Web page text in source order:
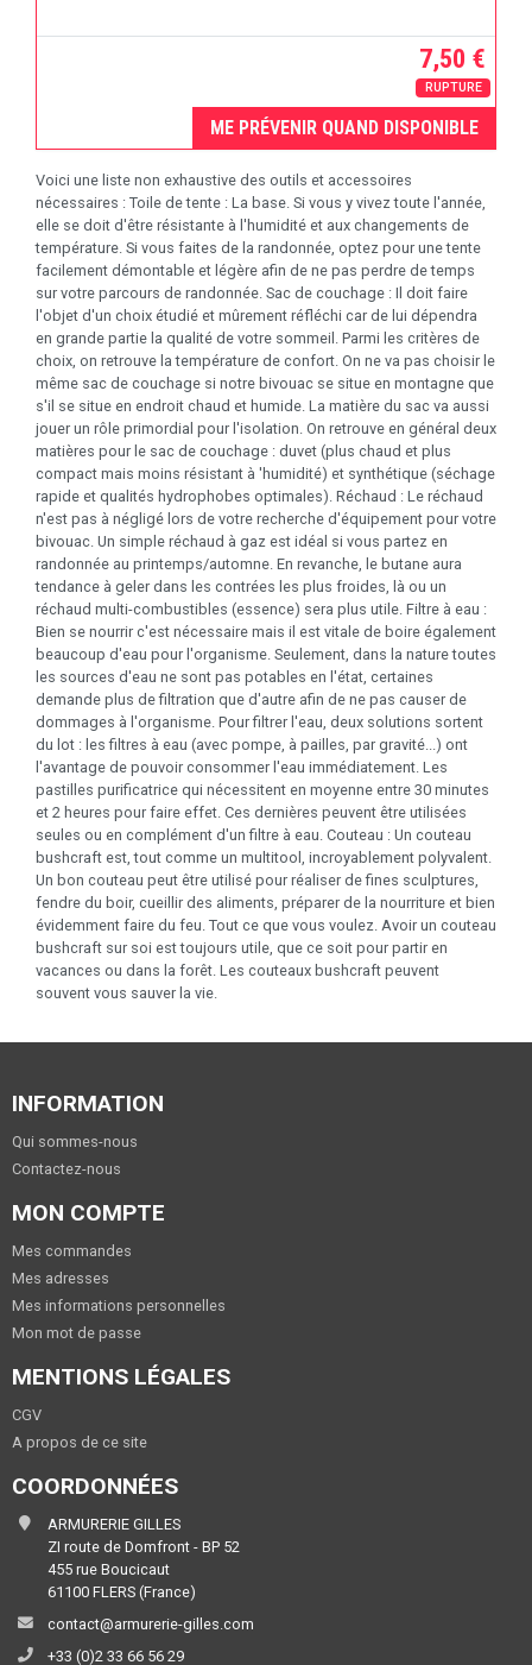
7,50 €
RUPTURE
ME PRÉVENIR QUAND DISPONIBLE
Voici une liste non exhaustive des outils et accessoires
nécessaires : Toile de tente : La base. Si vous y vivez toute l'année,
elle se doit d'être résistante à l'humidité et aux changements de
température. Si vous faites de la randonnée, optez pour une tente
facilement démontable et légère afin de ne pas perdre de temps
sur votre parcours de randonnée. Sac de couchage : Il doit faire
l'objet d'un choix étudié et mûrement réfléchi car de lui dépendra
en grande partie la qualité de votre sommeil. Parmi les critères de
choix, on retrouve la température de confort. On ne va pas choisir le
même sac de couchage si notre bivouac se situe en montagne que
s'il se situe en endroit chaud et humide. La matière du sac va aussi
jouer un rôle primordial pour l'isolation. On retrouve en général deux
matières pour le sac de couchage : duvet (plus chaud et plus
compact mais moins résistant à 'humidité) et synthétique (séchage
rapide et qualités hydrophobes optimales). Réchaud : Le réchaud
n'est pas à négligé lors de votre recherche d'équipement pour votre
bivouac. Un simple réchaud à gaz est idéal si vous partez en
randonnée au printemps/automne. En revanche, le butane aura
tendance à geler dans les contrées les plus froides, là ou un
réchaud multi-combustibles (essence) sera plus utile. Filtre à eau :
Bien se nourrir c'est nécessaire mais il est vitale de boire également
beaucoup d'eau pour l'organisme. Seulement, dans la nature toutes
les sources d'eau ne sont pas potables en l'état, certaines
demande plus de filtration que d'autre afin de ne pas causer de
dommages à l'organisme. Pour filtrer l'eau, deux solutions sortent
du lot : les filtres à eau (avec pompe, à pailles, par gravité...) ont
l'avantage de pouvoir consommer l'eau immédiatement. Les
pastilles purificatrice qui nécessitent en moyenne entre 30 minutes
et 2 heures pour faire effet. Ces dernières peuvent être utilisées
seules ou en complément d'un filtre à eau. Couteau : Un couteau
bushcraft est, tout comme un multitool, incroyablement polyvalent.
Un bon couteau peut être utilisé pour réaliser de fines sculptures,
fendre du boir, cueillir des aliments, préparer de la nourriture et bien
évidemment faire du feu. Tout ce que vous voulez. Avoir un couteau
bushcraft sur soi est toujours utile, que ce soit pour partir en
vacances ou dans la forêt. Les couteaux bushcraft peuvent
souvent vous sauver la vie.
INFORMATION
Qui sommes-nous
Contactez-nous
MON COMPTE
Mes commandes
Mes adresses
Mes informations personnelles
Mon mot de passe
MENTIONS LÉGALES
CGV
A propos de ce site
COORDONNÉES
ARMURERIE GILLES
ZI route de Domfront - BP 52
455 rue Boucicaut
61100 FLERS (France)
contact@armurerie-gilles.com
+33 (0)2 33 66 56 29